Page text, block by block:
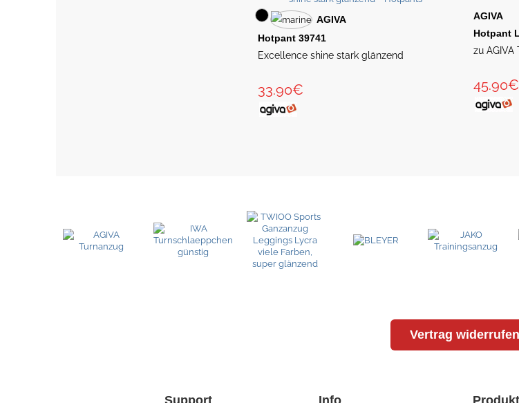
AGIVA
Hotpant 39741
Excellence shine stark glänzend
33.90€
AGIVA
Hotpant
zu AGIVA
45.90€
Vertrag widerrufen